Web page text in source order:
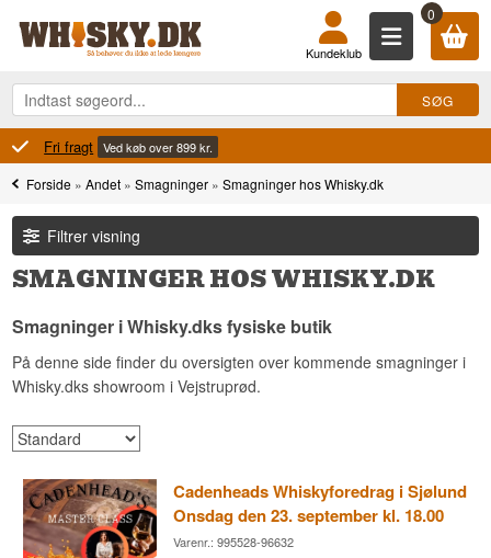
0
Kundeklub
Fri fragt Ved køb over 899 kr.
Forside »Andet »Smagninger »Smagninger hos Whisky.dk
Filtrer visning
SMAGNINGER HOS WHISKY.DK
Smagninger i Whisky.dks fysiske butik
På denne side finder du oversigten over kommende smagninger i
Whisky.dks showroom i Vejstruprød.
Cadenheads Whiskyforedrag i Sjølund
Onsdag den 23. september kl. 18.00
Varenr.: 995528-96632